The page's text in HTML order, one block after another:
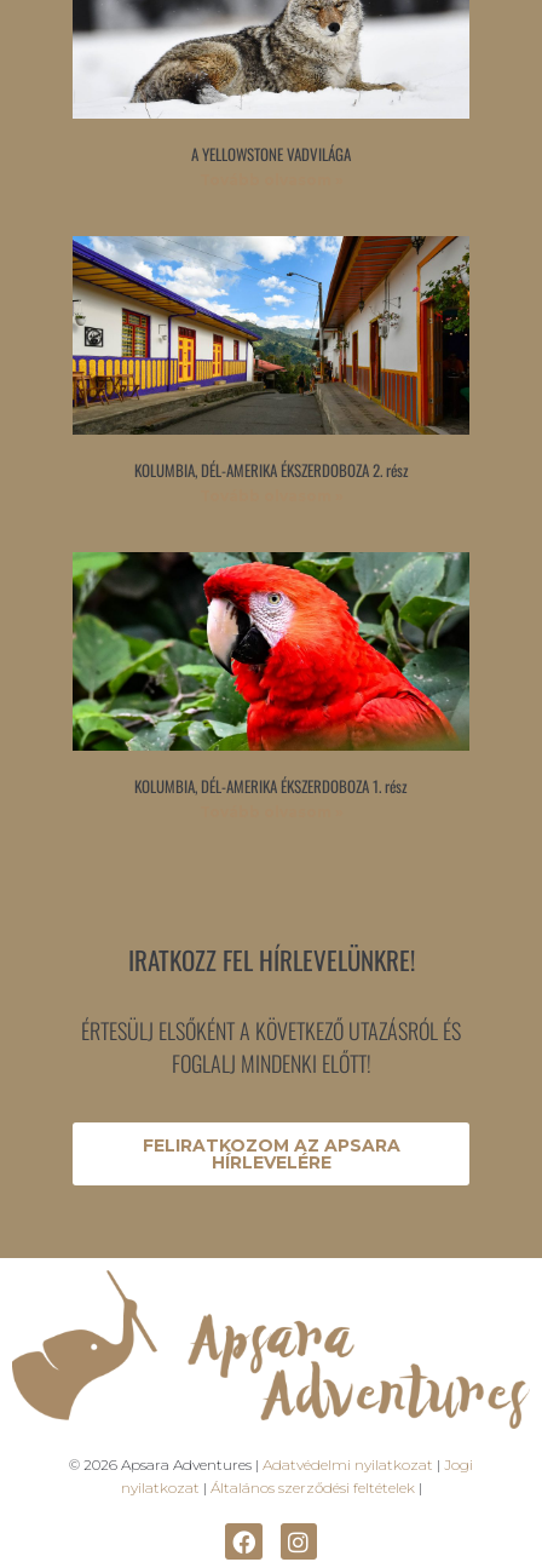
A YELLOWSTONE VADVILÁGA
KOLUMBIA, DÉL-AMERIKA ÉKSZERDOBOZA 2. rész
KOLUMBIA, DÉL-AMERIKA ÉKSZERDOBOZA 1. rész
IRATKOZZ FEL HÍRLEVELÜNKRE!
ÉRTESÜLJ ELSŐKÉNT A KÖVETKEZŐ UTAZÁSRÓL ÉS
FOGLALJ MINDENKI ELŐTT!
FELIRATKOZOM AZ APSARA
HÍRLEVELÉRE
© 2026 Apsara Adventures | Adatvédelmi nyilatkozat | Jogi
nyilatkozat | Általános szerződési feltételek |